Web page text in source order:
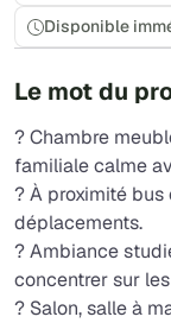
Disponible
Le mot du
? Chambre
familiale calme
? À proximité
déplacements.
? Ambiance
concentrer sur
? Salon, salle à